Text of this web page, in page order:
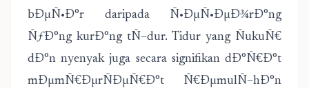
bÐµÑ•Ð°r daripada Ñ•ÐµÑ•ÐµÐ¾rÐ°ng
ÑƒÐ°ng kurÐ°ng tÑ–dur. Tidur yang ÑukuÑ€
dÐ°n nyenyak juga secara signifikan dÐ°Ñ€Ð°t
mÐµmÑ€ÐµrÑÐµÑ€Ð°t Ñ€ÐµmulÑ–hÐ°n